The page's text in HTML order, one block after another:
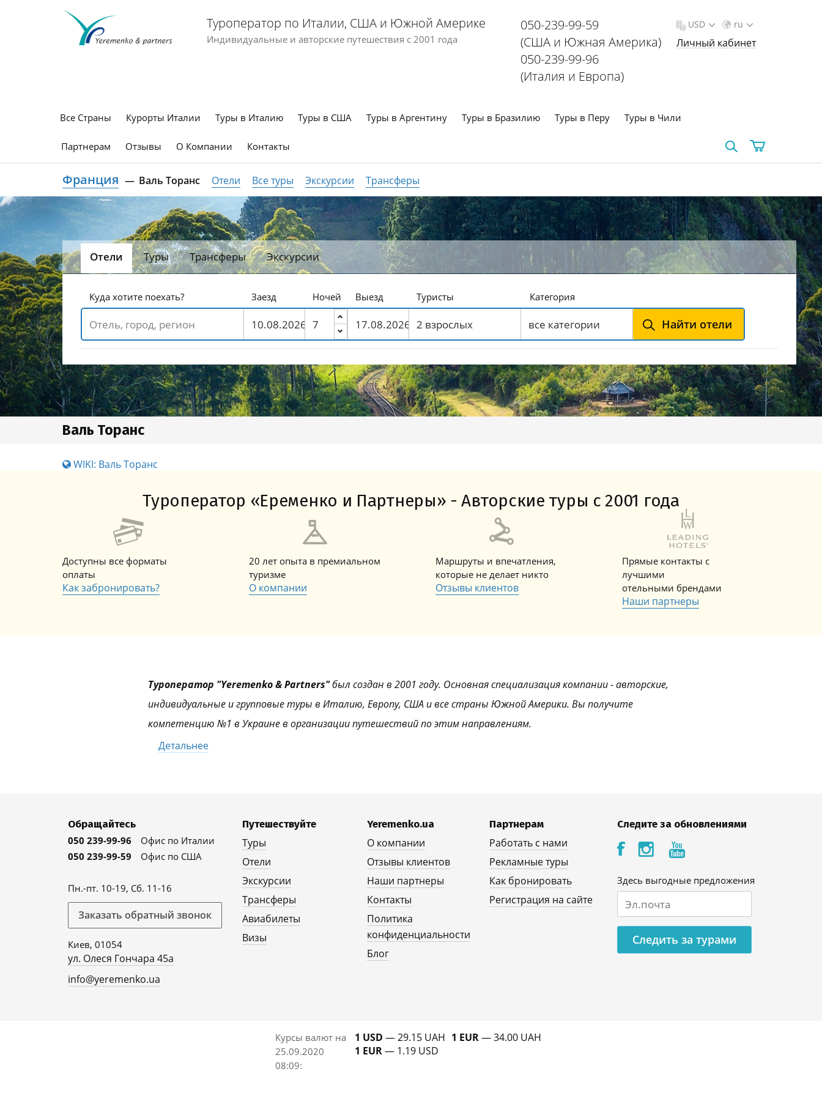
Туроператор по Италии, США и Южной Америке
Индивидуальные и авторские путешествия с 2001 года
050-239-99-59
(США и Южная Америка)
050-239-99-96
(Италия и Европа)
ru
USD
Личный кабинет
Все Страны Курорты Италии Туры в Италию Туры в США Туры в Аргентину Туры в Бразилию Туры в Перу Туры в Чили
Партнерам Отзывы О Компании Контакты
Франция Валь Торанс Отели Все туры Экскурсии Трансферы
Отели Туры Трансферы Экскурсии
Куда хотите поехать? Заезд Ночей Выезд Туристы Категория
Найти отели
Валь Торанс
WIKI: Валь Торанс
Туроператор «Еременко и Партнеры» - Авторские туры с 2001 года
Доступны все форматы
оплаты
Как забронировать?
20 лет опыта в премиальном
туризме
О компании
Маршруты и впечатления,
которые не делает никто
Отзывы клиентов
Прямые контакты с
лучшими
отельными брендами
Наши партнеры
Туроператор "Yeremenko & Partners"был создан в 2001 году. Основная специализация компании - авторские,
индивидуальные и групповые туры в Италию, Европу, США и все страны Южной Америки. Вы получите
компетенцию №1 в Украине в организации путешествий по этим направлениям.
Детальнее
Обращайтесь
050 239-99-96
Офис по Италии
050 239-99-59
Офис по США
Пн.-пт. 10-19, Сб. 11-16
Заказать обратный звонок
Киев, 01054
ул. Олеся Гончара 45а
info@yeremenko.ua
Путешествуйте
Туры
Отели
Экскурсии
Трансферы
Авиабилеты
Визы
Yeremenko.ua
О компании
Отзывы клиентов
Наши партнеры
Контакты
Политика
конфиденциальности
Блог
Партнерам
Работать с нами
Рекламные туры
Как бронировать
Регистрация на сайте
Следите за обновлениями
Здесь выгодные предложения
Следить за турами
Курсы валют на
25.09.2020
08:09:
1 USD — 29.15 UAH
1 EUR— 1.19 USD
1 EUR— 34.00 UAH